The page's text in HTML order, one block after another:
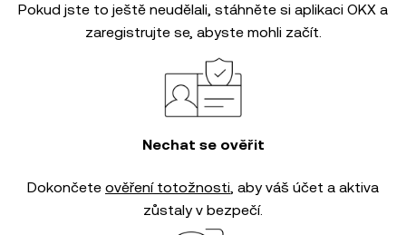
Pokud jste to ještě neudělali, stáhněte si aplikaci OKX a
zaregistrujte se, abyste mohli začít.
Nechat se ověřit
Dokončete ověření totožnosti, aby váš účet a aktiva
zůstaly v bezpečí.